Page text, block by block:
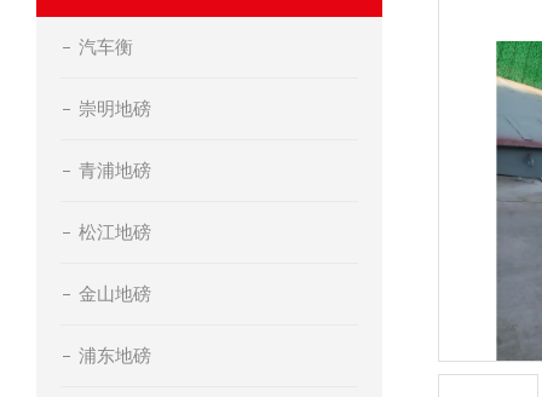
汽车衡
崇明地磅
青浦地磅
松江地磅
金山地磅
浦东地磅